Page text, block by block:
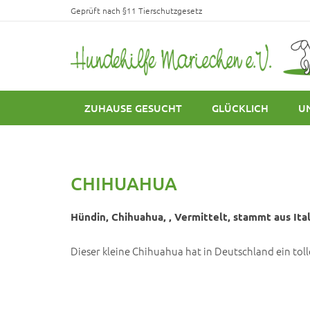
Geprüft nach §11 Tierschutzgesetz
ZUHAUSE GESUCHT GLÜCKLICH
CHIHUAHUA
Hündin, Chihuahua, , Vermittelt, stammt aus
Dieser kleine Chihuahua hat in Deutschland ein